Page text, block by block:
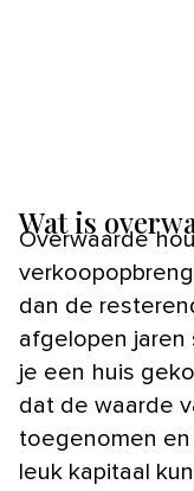
Wat is
Overwaarde houdt in dat de
dan de
afgelopen jaren
je een huis
dat de waarde
toegenomen en
leuk kapitaal